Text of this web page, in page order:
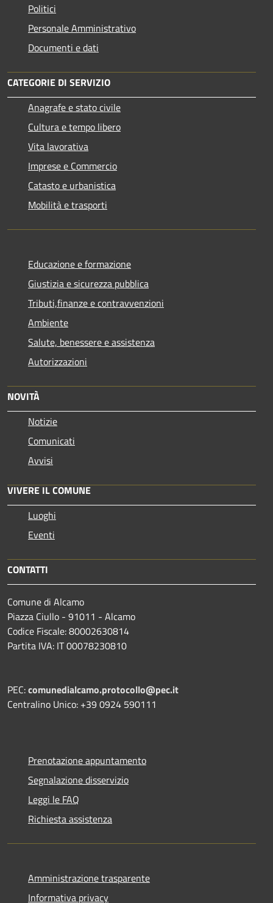
Politici
Personale Amministrativo
Documenti e dati
CATEGORIE DI SERVIZIO
Anagrafe e stato civile
Cultura e tempo libero
Vita lavorativa
Imprese e Commercio
Catasto e urbanistica
Mobilità e trasporti
Educazione e formazione
Giustizia e sicurezza pubblica
Tributi,finanze e contravvenzioni
Ambiente
Salute, benessere e assistenza
Autorizzazioni
NOVITÀ
Notizie
Comunicati
Avvisi
VIVERE IL COMUNE
Luoghi
Eventi
CONTATTI
Comune di Alcamo
Piazza Ciullo - 91011 - Alcamo
Codice Fiscale: 80002630814
Partita IVA: IT 00078230810
PEC:comunedialcamo.protocollo@pec.it
Centralino Unico: +39 0924 590111
Prenotazione appuntamento
Segnalazione disservizio
Leggi le FAQ
Richiesta assistenza
Amministrazione trasparente
Informativa privacy